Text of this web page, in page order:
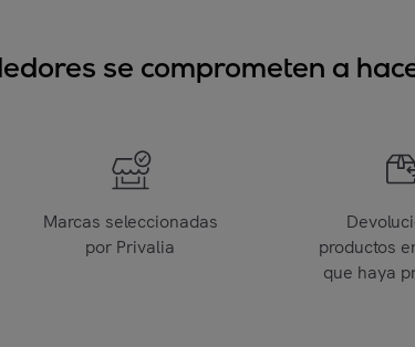
se comprometen a
Marcas seleccionadas
por Privalia
productos
que haya